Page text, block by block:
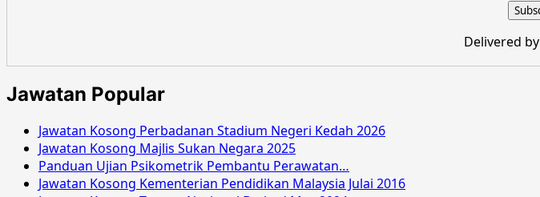
September
2023
Delivered by
Jawatan Popular
Jawatan Kosong Perbadanan Stadium Negeri Kedah 2026
Jawatan Kosong Majlis Sukan Negara 2025
Panduan Ujian Psikometrik Pembantu Perawatan…
Jawatan Kosong Kementerian Pendidikan Malaysia Julai 2016